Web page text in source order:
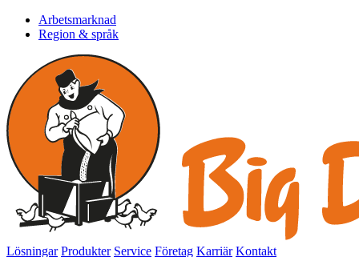
Arbetsmarknad
Region & språk
Lösningar Produkter Service Företag Karriär Kontakt